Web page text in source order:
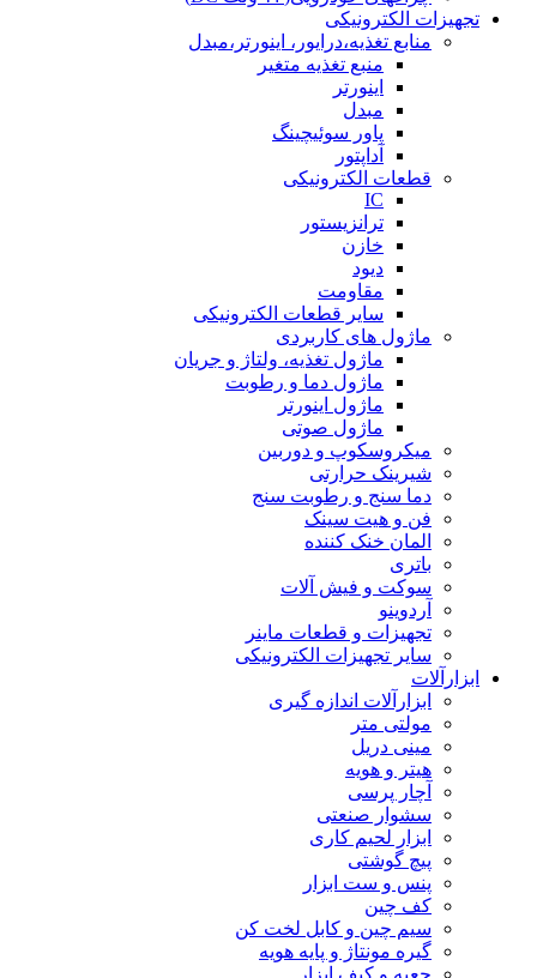
تجهیزات الکترونیکی
منابع تغذیه،درایور، اینورتر،مبدل
منبع تغذیه متغیر
اینورتر
مبدل
پاور سوئیچینگ
آداپتور
قطعات الکترونیکی
IC
ترانزیستور
خازن
دیود
مقاومت
سایر قطعات الکترونیکی
ماژول های کاربردی
ماژول تغذیه، ولتاژ و جریان
ماژول دما و رطوبت
ماژول اینورتر
ماژول صوتی
میکروسکوپ و دوربین
شیرینک حرارتی
دما سنج و رطوبت سنج
فن و هیت سینک
المان خنک کننده
باتری
سوکت و فیش آلات
آردوینو
تجهیزات و قطعات ماینر
سایر تجهیزات الکترونیکی
ابزارآلات
ابزارآلات اندازه گیری
مولتی متر
مینی دریل
هیتر و هویه
آچار پرسی
سشوار صنعتی
ابزار لحیم کاری
پیچ گوشتی
پنس و ست ابزار
کف چین
سیم چین و کابل لخت کن
گیره مونتاژ و پایه هویه
جعبه و کیف ابزار